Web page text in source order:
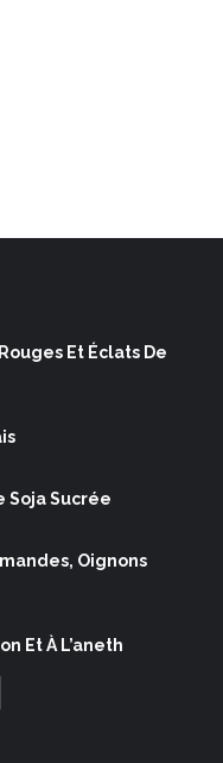
Et Éclats De
Soja Sucrée
Oignons
Et À L’aneth